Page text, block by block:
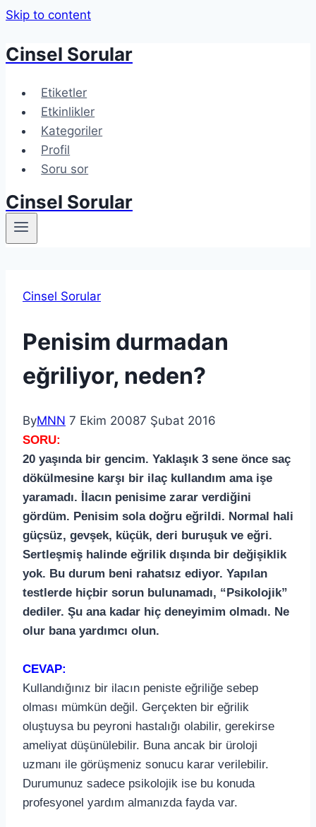
Skip to content
Cinsel Sorular
Etiketler
Etkinlikler
Kategoriler
Profil
Soru sor
Cinsel Sorular
Cinsel Sorular
Penisim durmadan
eğriliyor, neden?
ByMNN 7 Ekim 20087 Şubat 2016
SORU:
20 yaşında bir gencim. Yaklaşık 3 sene önce saç
dökülmesine karşı bir ilaç kullandım ama işe
yaramadı. İlacın penisime zarar verdiğini
gördüm. Penisim sola doğru eğrildi. Normal hali
güçsüz, gevşek, küçük, deri buruşuk ve eğri.
Sertleşmiş halinde eğrilik dışında bir değişiklik
yok. Bu durum beni rahatsız ediyor. Yapılan
testlerde hiçbir sorun bulunamadı, “Psikolojik”
dediler. Şu ana kadar hiç deneyimim olmadı. Ne
olur bana yardımcı olun.
CEVAP:
Kullandığınız bir ilacın peniste eğriliğe sebep
olması mümkün değil. Gerçekten bir eğrilik
oluştuysa bu peyroni hastalığı olabilir, gerekirse
ameliyat düşünülebilir. Buna ancak bir üroloji
uzmanı ile görüşmeniz sonucu karar verilebilir.
Durumunuz sadece psikolojik ise bu konuda
profesyonel yardım almanızda fayda var.